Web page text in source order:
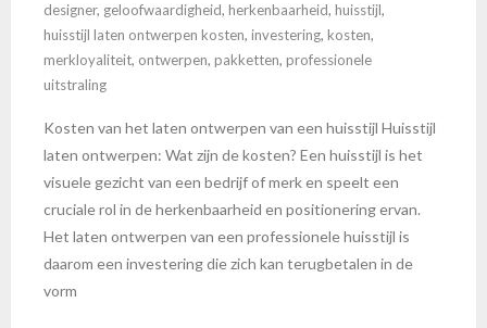
designer, geloofwaardigheid, herkenbaarheid, huisstijl,
huisstijl laten ontwerpen kosten, investering, kosten,
merkloyaliteit, ontwerpen, pakketten, professionele
uitstraling
Kosten van het laten ontwerpen van een huisstijl Huisstijl
laten ontwerpen: Wat zijn de kosten? Een huisstijl is het
visuele gezicht van een bedrijf of merk en speelt een
cruciale rol in de herkenbaarheid en positionering ervan.
Het laten ontwerpen van een professionele huisstijl is
daarom een investering die zich kan terugbetalen in de
vorm